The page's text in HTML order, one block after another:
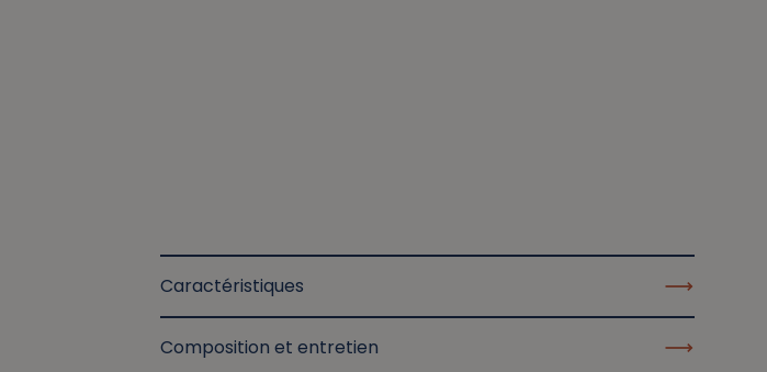
Caractéristiques
Composition et entretien